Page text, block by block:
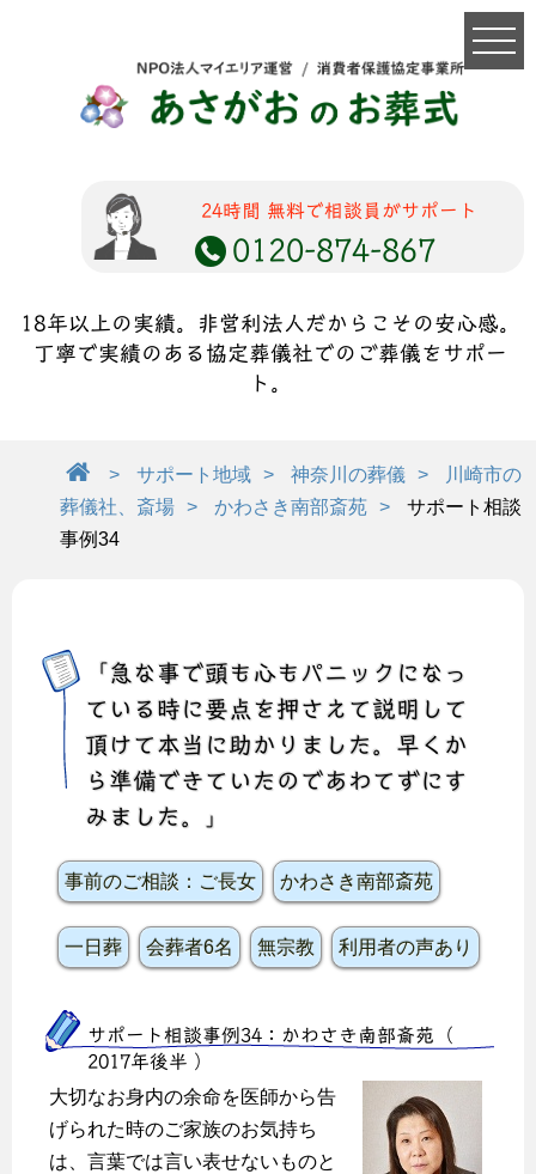
24時間 無料で相談員がサポート
0120-874-867
18年以上の実績。非営利法人だからこその安心感。
丁寧で実績のある協定葬儀社でのご葬儀をサポー
ト。
サポート地域 神奈川の葬儀
川崎市の
葬儀社、斎場
かわさき南部斎苑
サポート相談
事例34
「急な事で頭も心もパニックになっ
ている時に要点を押さえて説明して
頂けて本当に助かりました。早くか
ら準備できていたのであわてずにす
みました。」
事前のご相談：ご長女 かわさき南部斎苑
一日葬 会葬者6名 無宗教 利用者の声あり
サポート相談事例34：かわさき南部斎苑（
2017年後半 ）
大切なお身内の余命を医師から告
げられた時のご家族のお気持ち
は、言葉では言い表せないものと